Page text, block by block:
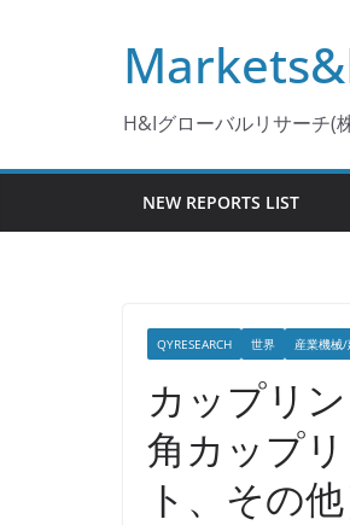
H&Iグローバルリサーチ(
NEW REPORTS LIST
QYRESEARCH 世界 産業機械/
カップリ
角カップ
ト、その